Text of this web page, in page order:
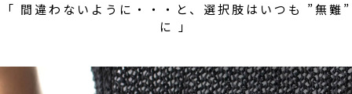
「 間違わないように・・・と、選択肢はいつも ”無難”
に 」